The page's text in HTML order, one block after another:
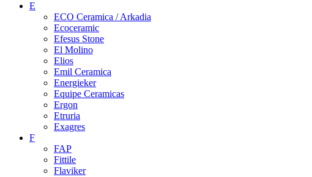
E
ECO Ceramica / Arkadia
Ecoceramic
Efesus Stone
El Molino
Elios
Emil Ceramica
Energieker
Equipe Ceramicas
Ergon
Etruria
Exagres
F
FAP
Fittile
Flaviker